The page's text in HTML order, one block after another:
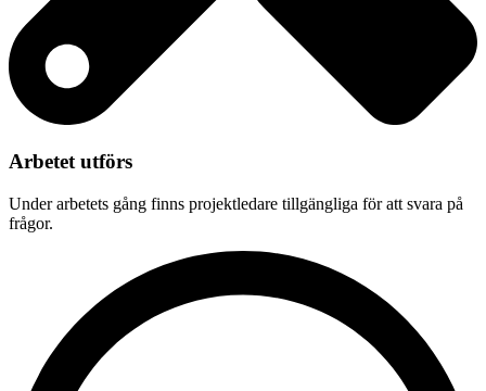
Arbetet utförs
Under arbetets gång finns projektledare tillgängliga för att svara på
frågor.